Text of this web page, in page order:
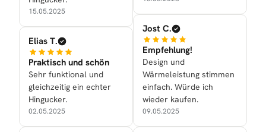
15.05.2025
Elias T.
Praktisch und schön
Sehr funktional und
gleichzeitig ein echter
Hingucker.
02.05.2025
Jost C.
Empfehlung!
Design und
Wärmeleistung stimmen
einfach. Würde ich
wieder kaufen.
09.05.2025